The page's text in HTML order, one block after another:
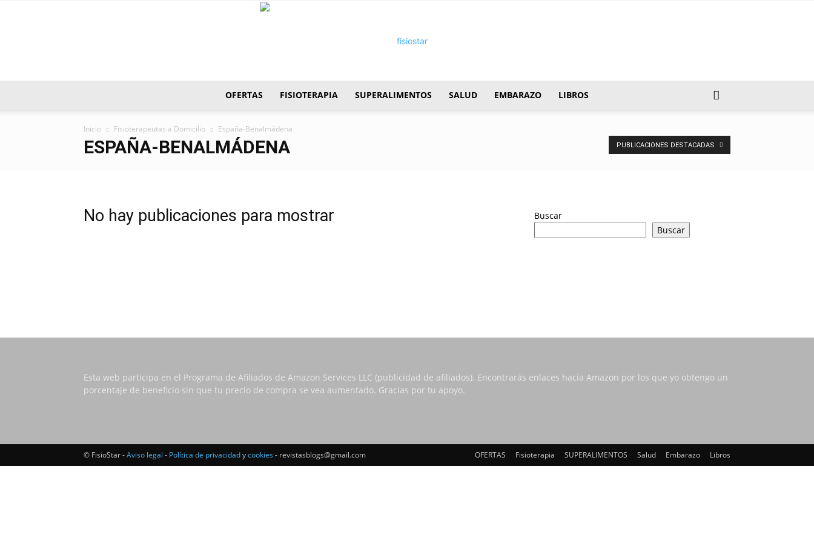
OFERTAS FISIOTERAPIA SUPERALIMENTOS SALUD EMBARAZO LIBROS
Inicio Fisioterapeutas a Domicilio España-Benalmádena
ESPAÑA-BENALMÁDENA PUBLICACIONES DESTACADAS
No hay publicaciones para mostrar
Buscar
Buscar
Esta web participa en el Programa de Afiliados de Amazon Services LLC (publicidad de afiliados). Encontrarás enlaces hacia Amazon por los que yo obtengo un
porcentaje de beneficio sin que tu precio de compra se vea aumentado. Gracias por tu apoyo.
OFERTAS Fisioterapia SUPERALIMENTOS Salud Embarazo Libros
© FisioStar -Aviso legal - Política de privacidadycookies - revistasblogs@gmail.com